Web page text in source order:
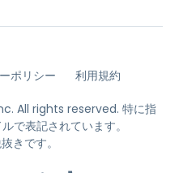
ポリシー 利用規約
All rights reserved. 特に指
で表記されています。
きです。